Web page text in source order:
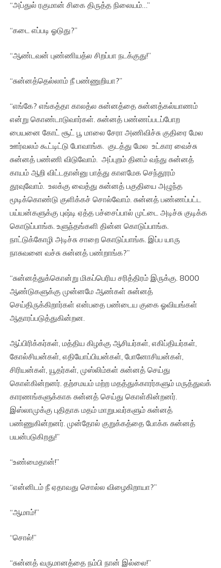
“அப்துல் ரகுமான் சிகை திருத்த நிலையம்…”
“கடை எப்படி ஓடுது?”
“ஆண்டவன் புண்ணியத்ல சிறப்பா நடக்குது!”
“சுன்னத்தெல்லாம் நீ பண்ணுறியா?”
“எங்கே? எங்கத்தா காலத்ல சுன்னத்தை சுன்னத்கல்யாணம்
என்று கொண்டாடுவார்கள். சுன்னத் பண்ணப்படப்போற
பையனை கோட் சூட் பூ மாலை சேரா அணிவிச்சு குதிரை மேல
ஊர்வலம் கூட்டிட்டு போவாங்க. குடத்து மேல உட்கார வைச்சு
சுன்னத் பண்ணி விடுவோம். அப்புறம் தினம் வந்து சுன்னத்
காயம் ஆறி விட்டதான்னு பாத்து காளமேக செந்தூரம்
தூவுவோம். உலக்கு வைத்து சுன்னத் பகுதியை அழுந்த
மூடிக்கொண்டு குளிக்கச் சொல்வோம். சுன்னத் பண்ணப்பட்ட
பய்யன்களுக்கு புஷ்டி ஏத்த பச்சைப்பால் முட்டை அடிச்சு குடிக்க
கொடுப்பாங்க. உளுந்தங்களி தின்ன கொடுப்பாங்க.
நாட்டுக்கோழி அடிச்சு சாறை கொடுப்பாங்க. இப்ப யாரு
நாசுவனை வச்சு சுன்னத் பண்றாங்க?”
“சுன்னத்துக்கொன்று மிகப்பெரிய சரித்திரம் இருக்கு. 8000
ஆண்டுகளுக்கு முன்னமே ஆண்கள் சுன்னத்
செய்திருக்கிறார்கள் என்பதை பண்டைய குகை ஓவியங்கள்
ஆதாரப்படுத்துகின்றன.
ஆப்பிரிக்கர்கள், மத்திய கிழக்கு ஆசியர்கள், எகிப்தியர்கள்,
கோல்சியன்கள், எதியோப்பியன்கள், போனோசியன்கள்,
சிரியன்கள், யூதர்கள், முஸ்லிம்கள் சுன்னத் செய்து
கொள்கின்றனர். தற்சமயம் மற்ற மதத்துக்காரர்களும் மருத்துவக்
காரணங்களுக்காக சுன்னத் செய்து கொள்கின்றனர்.
இஸ்லாமுக்கு புதிதாக மதம் மாறுபவர்களும் சுன்னத்
பண்ணுகின்றனர். முன்தோல் குறுக்கத்தை போக்க சுன்னத்
பயன்படுகிறது!”
“உண்மைதான்!”
“என்னிடம் நீ ஏதாவது சொல்ல விழைகிறாயா?”
“ஆமாம்!”
“சொல்!”
“சுன்னத் வருமானத்தை நம்பி நான் இல்லை!”